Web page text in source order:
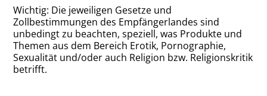
Wichtig: Die jeweiligen Gesetze und
Zollbestimmungen des Empfängerlandes sind
unbedingt zu beachten, speziell, was Produkte und
Themen aus dem Bereich Erotik, Pornographie,
Sexualität und/oder auch Religion bzw. Religionskritik
betrifft.